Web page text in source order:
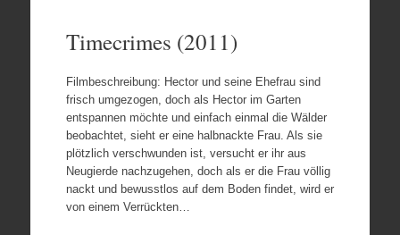
Timecrimes (2011)
Filmbeschreibung: Hector und seine Ehefrau sind
frisch umgezogen, doch als Hector im Garten
entspannen möchte und einfach einmal die Wälder
beobachtet, sieht er eine halbnackte Frau. Als sie
plötzlich verschwunden ist, versucht er ihr aus
Neugierde nachzugehen, doch als er die Frau völlig
nackt und bewusstlos auf dem Boden findet, wird er
von einem Verrückten…